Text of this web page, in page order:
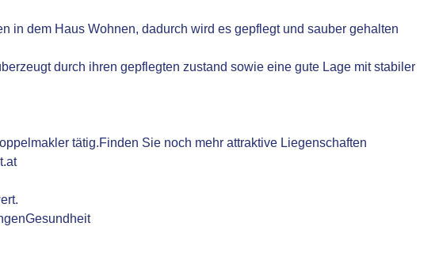
in dem Haus Wohnen, dadurch wird es gepflegt und sauber gehalten
durch ihren gepflegten zustand sowie eine gute Lage mit stabiler
tätig.Finden Sie noch mehr attraktive Liegenschaften